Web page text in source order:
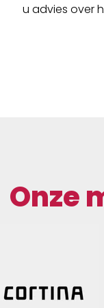
u advies over
Onze